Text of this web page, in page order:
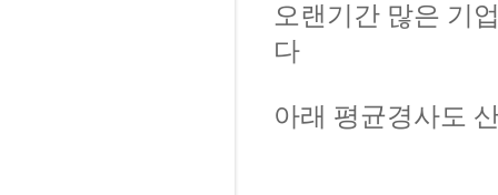
오랜기간 많은 기
다
아래 평균경사도